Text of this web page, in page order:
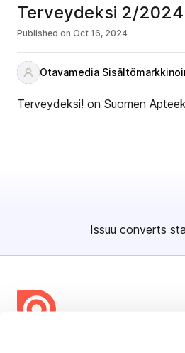
Terveydeksi 2/2024
Published on Oct 16, 2024
Otavamedia
Terveydeksi! on Suomen
Issuu converts